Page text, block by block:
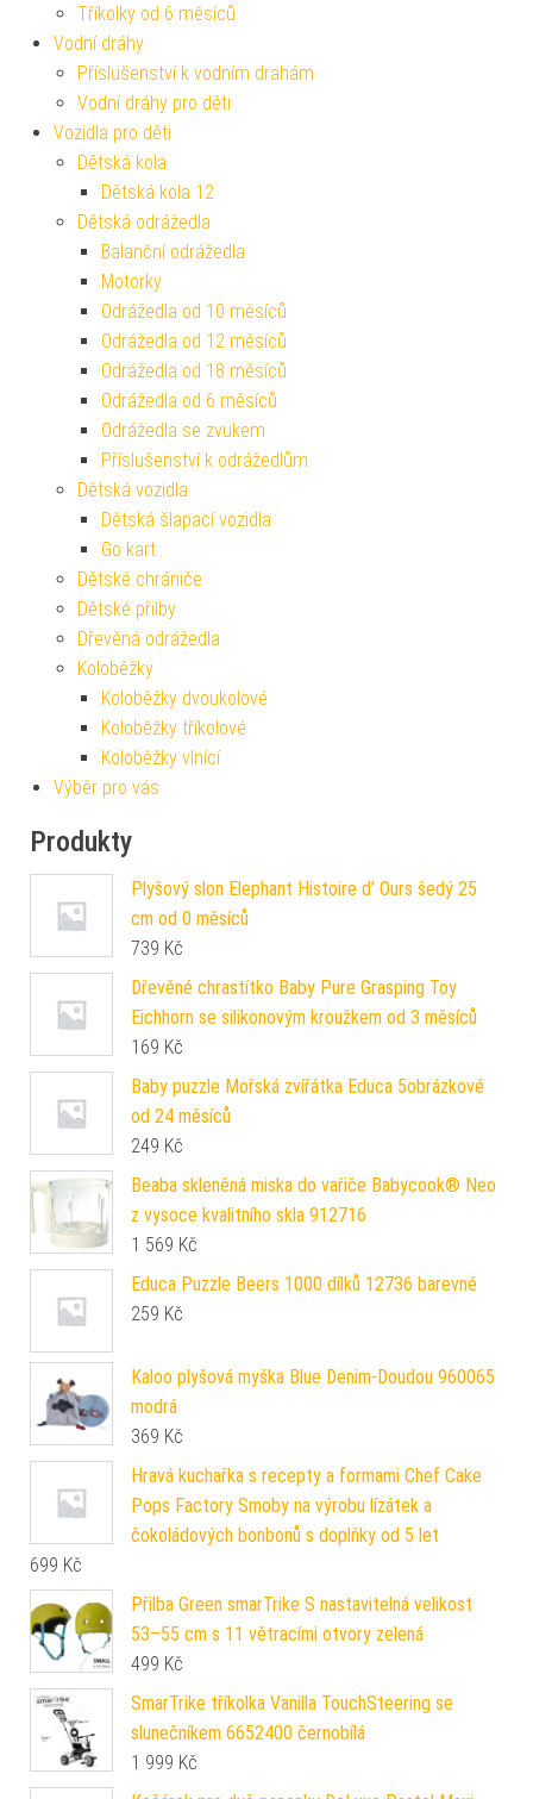
Tříkolky od 6 měsíců
Vodní dráhy
Příslušenství k vodním drahám
Vodní dráhy pro děti
Vozidla pro děti
Dětská kola
Dětská kola 12
Dětská odrážedla
Balanční odrážedla
Motorky
Odrážedla od 10 měsíců
Odrážedla od 12 měsíců
Odrážedla od 18 měsíců
Odrážedla od 6 měsíců
Odrážedla se zvukem
Příslušenství k odrážedlům
Dětská vozidla
Dětská šlapací vozidla
Go kart
Dětské chrániče
Dětské přilby
Dřevěná odrážedla
Koloběžky
Koloběžky dvoukolové
Koloběžky tříkolové
Koloběžky vlnící
Výběr pro vás
Produkty
Plyšový slon Elephant Histoire d’ Ours šedý 25
cm od 0 měsíců
739 Kč
Dřevěné chrastítko Baby Pure Grasping Toy
Eichhorn se silikonovým kroužkem od 3 měsíců
169 Kč
Baby puzzle Mořská zvířátka Educa 5obrázkové
od 24 měsíců
249 Kč
Beaba skleněná miska do vařiče Babycook® Neo
z vysoce kvalitního skla 912716
1 569 Kč
Educa Puzzle Beers 1000 dílků 12736 barevné
259 Kč
Kaloo plyšová myška Blue Denim-Doudou 960065
modrá
369 Kč
Hravá kuchařka s recepty a formami Chef Cake
Pops Factory Smoby na výrobu lízátek a
čokoládových bonbonů s doplňky od 5 let
699 Kč
Přilba Green smarTrike S nastavitelná velikost
53–55 cm s 11 větracími otvory zelená
499 Kč
SmarTrike tříkolka Vanilla TouchSteering se
slunečníkem 6652400 černobílá
1 999 Kč